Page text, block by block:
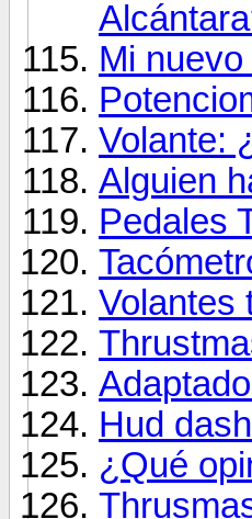
Mi
Volante:
Alguien
Pedales
Volantes
Hud dash
¿Qué